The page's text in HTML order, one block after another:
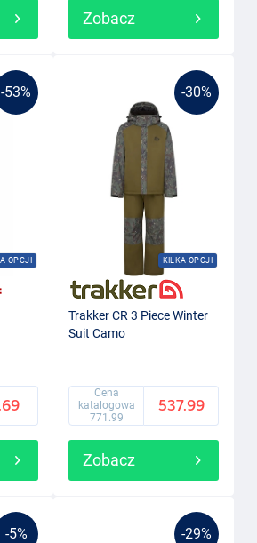
Zobacz
-53%
OPCJI
-30%
KILKA OPCJI
Trakker CR 3 Piece Winter
Suit Camo
Cena
katalogowa
771.99
537.99
Zobacz
-5% -29%